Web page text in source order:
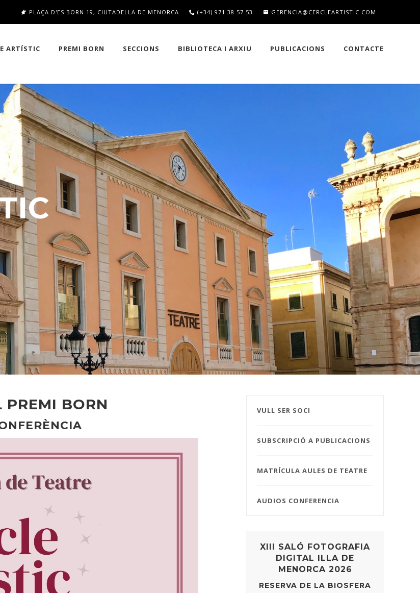
PLAÇA D'ES BORN 19, CIUTADELLA DE MENORCA (+34) 971 38 57 53 GERENCIA@CERCLEARTISTIC.COM
ARTÍSTIC PREMI BORN SECCIONS BIBLIOTECA I ARXIU PUBLICACIONS CONTACTE
PREMI BORN VULL SER SOCI
SUBSCRIPCIÓ A PUBLICACIONS
MATRÍCULA AULES DE TEATRE
AUDIOS CONFERENCIA
XIII SALÓ FOTOGRAFIA
DIGITAL ILLA DE
MENORCA 2026
RESERVA DE LA BIOSFERA